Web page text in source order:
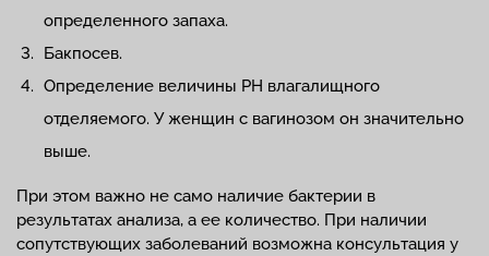
определенного запаха.
Бакпосев.
Определение величины РН влагалищного
отделяемого. У женщин с вагинозом он значительно
выше.
При этом важно не само наличие бактерии в
результатах анализа, а ее количество. При наличии
сопутствующих заболеваний возможна консультация у